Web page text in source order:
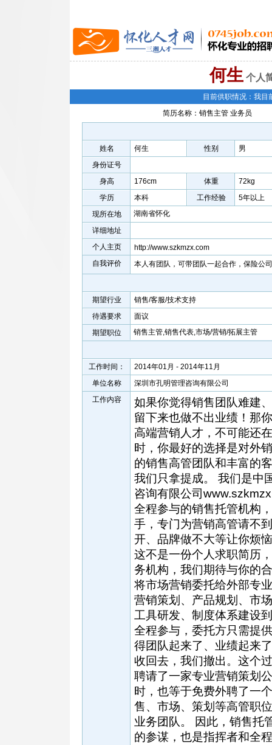
何生个人
目前供职情况：我目
简历名称：销售主管 业务员
姓名 何生 性别
男
身份证号
身高
176cm 体重
72kg
学历
本科 工作经验
5年以上
现所在地
湖南省怀化
详细地址
个人主页
http://www.szkmzx.com
自我评价
本人有团队，可带团队一起合作，保险公
期望行业
销售/客服/技术支持
待遇要求
面议
期望职位
销售主管,销售代表,市场/营销/拓展主管
工作时间：
2014年01月 - 2014年11月
单位名称
深圳市孔明管理咨询有限公司
工作内容
如果你觉得销售团队难建
留下来也做不出业绩！那
高端营销人才，不可能还
时，你最好的选择是对外
的销售高管团队和丰富的
我们只拿提成。 我们是中
咨询有限公司
全程参与的销售托管机构
手，专门为营销高管请不
开、品牌做不大等让你烦
这不是一份个人求职简历
务机构，我们期待与你的
将市场营销委托给外部专
营销策划、产品规划、市
工具研发、制度体系建设
全程参与，委托方只需提
得团队起来了、业绩起来
收回去，我们撤出。这个
聘请了一家专业营销策划
时，也等于免费外聘了一
售、市场、策划等高管职
业务团队。 因此，销售托
的参谋，也是指挥者和全